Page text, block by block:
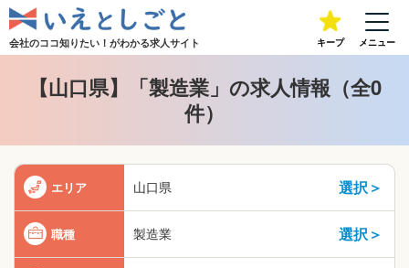
会社のココ知りたい！がわかる求人サイト キープ メニュー
【山口県】「製造業」の求人情報（全0
件）
エリア 山口県 選択＞
職種 製造業 選択＞